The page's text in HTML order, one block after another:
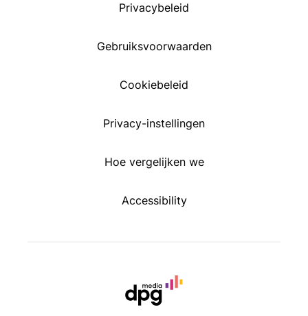
Privacybeleid
Gebruiksvoorwaarden
Cookiebeleid
Privacy-instellingen
Hoe vergelijken we
Accessibility